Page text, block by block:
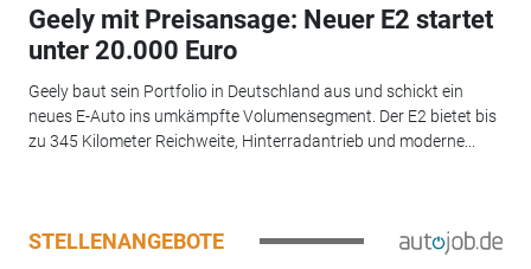
Geely mit Preisansage: Neuer E2 startet
unter 20.000 Euro
Geely baut sein Portfolio in Deutschland aus und schickt ein
neues E-Auto ins umkämpfte Volumensegment. Der E2 bietet bis
zu 345 Kilometer Reichweite, Hinterradantrieb und moderne...
STELLENANGEBOTE